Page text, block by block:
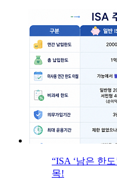
“ISA ‘남은 한
목!